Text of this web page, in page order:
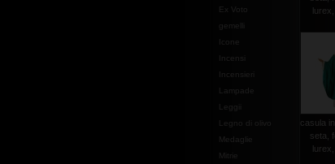
Ex Voto
gemelli
Icone
Incensi
Incensieri
Lampade
Leggii
Legno di olivo
Medaglie
Mitrie
lurex,
casula
seta,
lurex,